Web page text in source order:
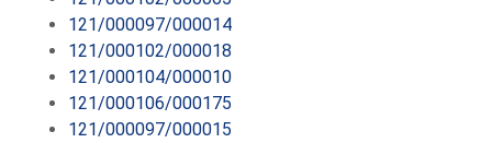
121/000097/000014
121/000102/000018
121/000104/000010
121/000106/000175
121/000097/000015